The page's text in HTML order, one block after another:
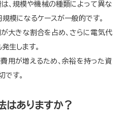
、規模や機械の種類によって異な
模になるケースが一般的です。
大きな割合を占め、さらに電気代
生します。
用が増えるため、余裕を持った資
です。
はありますか？